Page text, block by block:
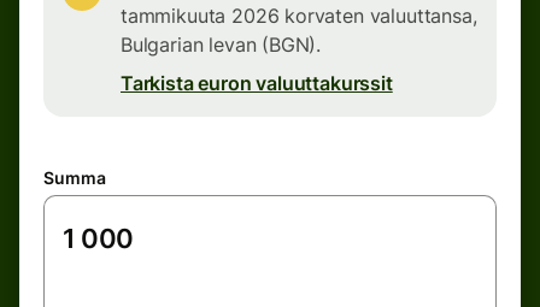
tammikuuta 2026 korvaten valuuttansa,
Bulgarian levan (BGN).
Tarkista euron valuuttakurssit
Summa